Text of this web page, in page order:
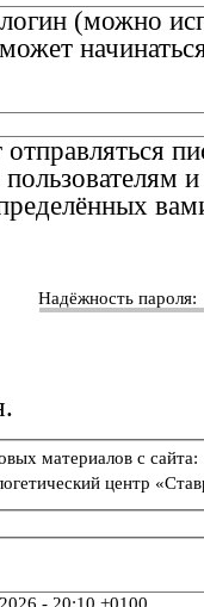
(можно
Надёжность пароля:
материалов с сайта:
центр